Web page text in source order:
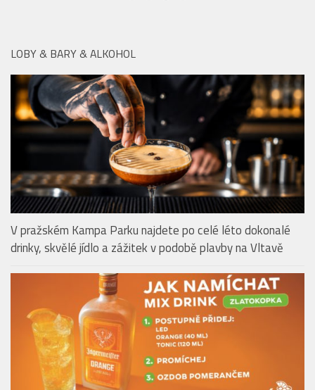
V pražském Kampa Parku najdete po celé léto dokonalé
drinky, skvělé jídlo a zážitek v podobě plavby na Vltavě
Zlatokopka: Jednoduchý drink od Jägermeister Orange
VINÁRNY & VINAŘSTVÍ
Bubble Wine Fest 2026 ve Villa Richter: